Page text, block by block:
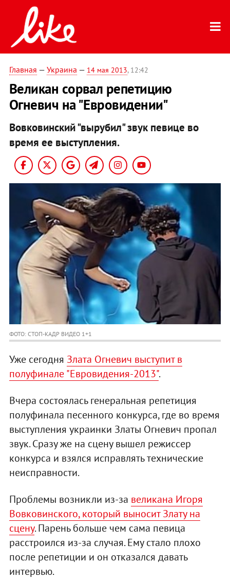
Главная — Украина — 14 мая 2013, 12:42
Великан сорвал репетицию
Огневич на "Евровидении"
Вовковинский "вырубил" звук певице во
время ее выступления.
ФОТО: СТОП-КАДР ВИДЕО 1+1
Уже сегодня Злата Огневич выступит в
полуфинале "Евровидения-2013".
Вчера состоялась генеральная репетиция
полуфинала песенного конкурса, где во время
выступления украинки Златы Огневич пропал
звук. Сразу же на сцену вышел режиссер
конкурса и взялся исправлять технические
неисправности.
Проблемы возникли из-за великана Игоря
Вовковинского, который выносит Злату на
сцену. Парень больше чем сама певица
расстроился из-за случая. Ему стало плохо
после репетиции и он отказался давать
интервью.